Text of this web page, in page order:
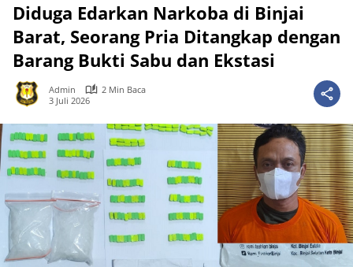
Diduga Edarkan Narkoba di Binjai
Barat, Seorang Pria Ditangkap dengan
Barang Bukti Sabu dan Ekstasi
Admin
2 Min Baca
3 Juli 2026